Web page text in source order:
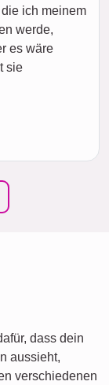
ich meinem
werde,
es wäre
sie
dass dein
aussieht,
verschiedenen